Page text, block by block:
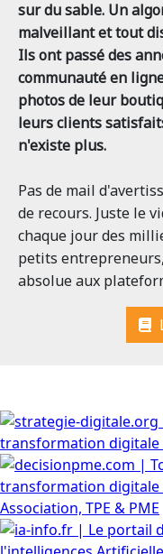
sur du sable. Un
malveillant et tout
Ils ont passé des
communauté en
photos de leur
leurs clients
n'existe plus.
Pas de mail
de recours. Juste le
chaque jour des
petits
absolue aux